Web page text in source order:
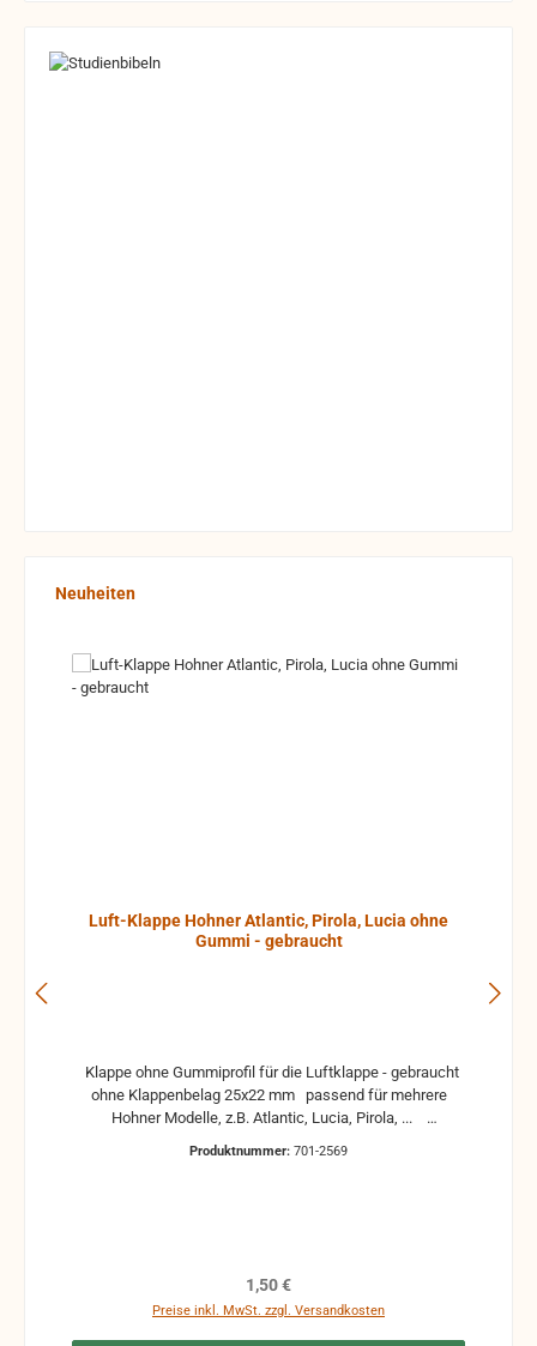
Produktgalerie überspringen
Neuheiten
Luft-Klappe Hohner Atlantic, Pirola, Lucia ohne
Gummi - gebraucht
ohne Klappenbelag 25x22 mm passend für mehrere
Hohner Modelle, z.B. Atlantic, Lucia, Pirola, ...
Funktion nicht mehr gewährleistet werden und die
Produktnummer: 701-2569
Regulärer Preis:
1,50 €
Preise inkl. MwSt. zzgl. Versandkosten